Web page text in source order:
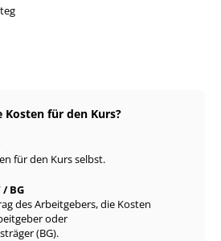
für den Kurs?
für den Kurs selbst.
BG
des Arbeitgebers, die Kosten
oder
(BG).